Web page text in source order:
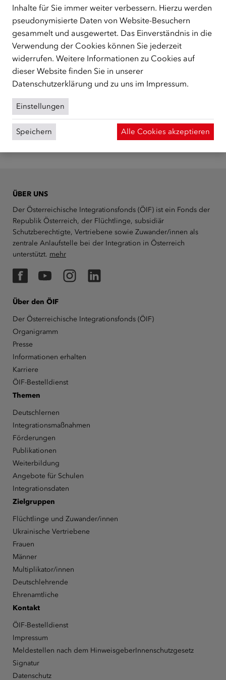
Buben, Burschen und Männer. Er hält Vorträge und
Schulungen.
Zur Anmeldung
Weitere Seminare, die Sie
interessieren könnten:
ÜBER UNS
Der Österreichische Integrationsfonds (ÖIF) ist ein Fonds der
Republik Österreich, der Flüchtlinge, subsidiär
Schutzberechtigte, Vertriebene sowie Zuwander/innen als
zentrale Anlaufstelle bei der Integration in Österreich
unterstützt. mehr
FacebookYouTubeInstagramLinkedIn
Über den ÖIF
Der Österreichische Integrationsfonds (ÖIF)
Organigramm
Presse
Informationen erhalten
Karriere
ÖIF-Bestelldienst
Themen
Deutschlernen
Integrationsmaßnahmen
Förderungen
Publikationen
Weiterbildung
Angebote für Schulen
Integrationsdaten
Zielgruppen
Flüchtlinge und Zuwander/innen
Ukrainische Vertriebene
Frauen
Männer
Multiplikator/innen
Deutschlehrende
Ehrenamtliche
Kontakt
ÖIF-Bestelldienst
Impressum
Meldestellen nach dem HinweisgeberInnenschutzgesetz
Signatur
Datenschutz
Inhalte für Sie immer weiter verbessern. Hierzu werden
pseudonymisierte Daten von Website-Besuchern
gesammelt und ausgewertet. Das Einverständnis in die
Verwendung der Cookies können Sie jederzeit
widerrufen. Weitere Informationen zu Cookies auf
dieser Website finden Sie in unserer
Datenschutzerklärung und zu uns im Impressum.
Einstellungen
Speichern Alle Cookies akzeptieren